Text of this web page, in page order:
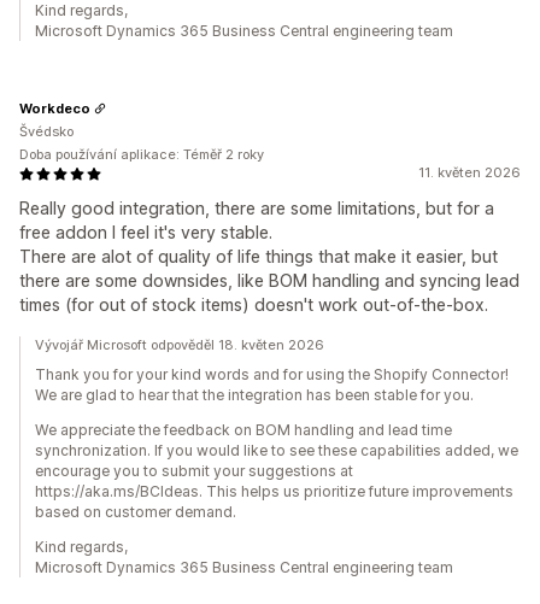
Kind regards,
Microsoft Dynamics 365 Business Central engineering team
11. květen 2026
Really good integration, there are some limitations, but for a
free addon I feel it's very stable.
There are alot of quality of life things that make it easier, but
there are some downsides, like BOM handling and syncing lead
times (for out of stock items) doesn't work out-of-the-box.
Workdeco
Švédsko
Doba používání aplikace: Téměř 2 roky
Vývojář Microsoft odpověděl 18. květen 2026
Thank you for your kind words and for using the Shopify Connector!
We are glad to hear that the integration has been stable for you.
We appreciate the feedback on BOM handling and lead time
synchronization. If you would like to see these capabilities added, we
encourage you to submit your suggestions at
https://aka.ms/BCIdeas. This helps us prioritize future improvements
based on customer demand.
Kind regards,
Microsoft Dynamics 365 Business Central engineering team